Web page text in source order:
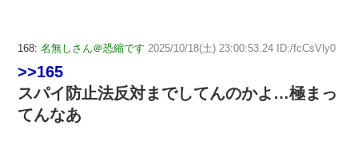
168: 名無しさん＠恐縮です 2025/10/18(土) 23:00:53.24 ID:/fcCsVly0
>>165
スパイ防止法反対までしてんのかよ…極まっ
てんなあ